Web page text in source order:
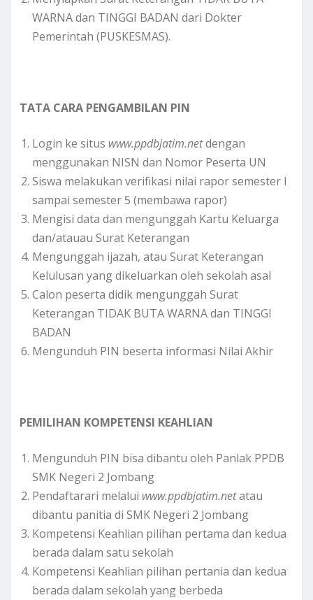
WARNA dan TINGGI BADAN dari Dokter
Pemerintah (PUSKESMAS).
TATA CARA PENGAMBILAN PIN
Login ke situs www.ppdbjatim.netdengan
menggunakan NISN dan Nomor Peserta UN
Siswa melakukan verifikasi nilai rapor semester l
sampai semester 5 (membawa rapor)
Mengisi data dan mengunggah Kartu Keluarga
dan/atauau Surat Keterangan
Mengunggah ijazah, atau Surat Keterangan
Kelulusan yang dikeluarkan oleh sekolah asal
Calon peserta didik mengunggah Surat
Keterangan TIDAK BUTA WARNA dan TINGGI
BADAN
Mengunduh PIN beserta informasi Nilai Akhir
PEMILIHAN KOMPETENSI KEAHLIAN
Mengunduh PIN bisa dibantu oleh Panlak PPDB
SMK Negeri 2 Jombang
Pendaftarari melalui www.ppdbjatim.netatau
dibantu panitia di SMK Negeri 2 Jombang
Kompetensi Keahlian pilihan pertama dan kedua
berada dalam satu sekolah
Kompetensi Keahlian pilihan pertania dan kedua
berada dalam sekolah yang berbeda